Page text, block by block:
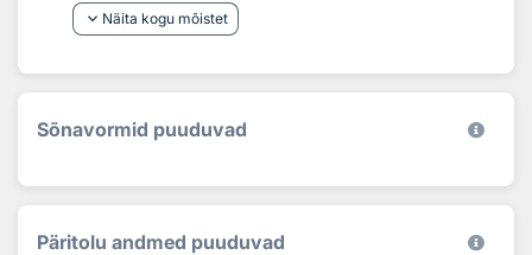
keyboard_arrow_down Näita kogu mõistet
Sõnavormid puuduvad
Päritolu andmed puuduvad